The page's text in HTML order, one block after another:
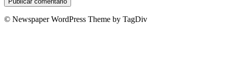
© Newspaper WordPress Theme by TagDiv